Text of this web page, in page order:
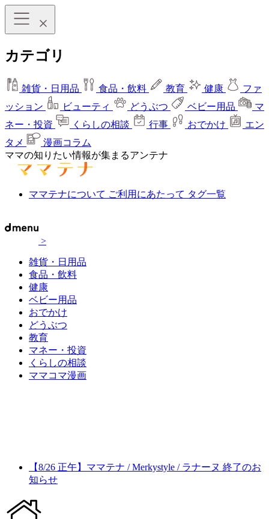
カテゴリ
雑貨・日用品 食品・飲料 教育 健康
ファ
ッション
ビューティ どうぶつ ベビー用品
マ
ネー・投資
くらしの相談 行事 おでかけ
エン
タメ
漫画コラム
ママの知りたい情報が集まるアンテナ
ママテナについて ご利用にあたって タグ一覧
>
雑貨・日用品
食品・飲料
健康
ベビー用品
おでかけ
どうぶつ
教育
マネー・投資
くらしの相談
ママコマ漫画
【8/26 正午】ママテナ / Merkystyle / ラナーヌ 終了のお
知らせ